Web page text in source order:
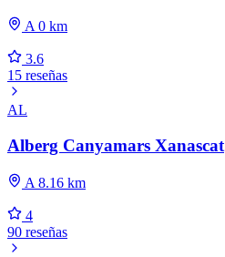
A 0 km
3.6
15 reseñas
AL
Alberg Canyamars Xanascat
A 8.16 km
4
90 reseñas